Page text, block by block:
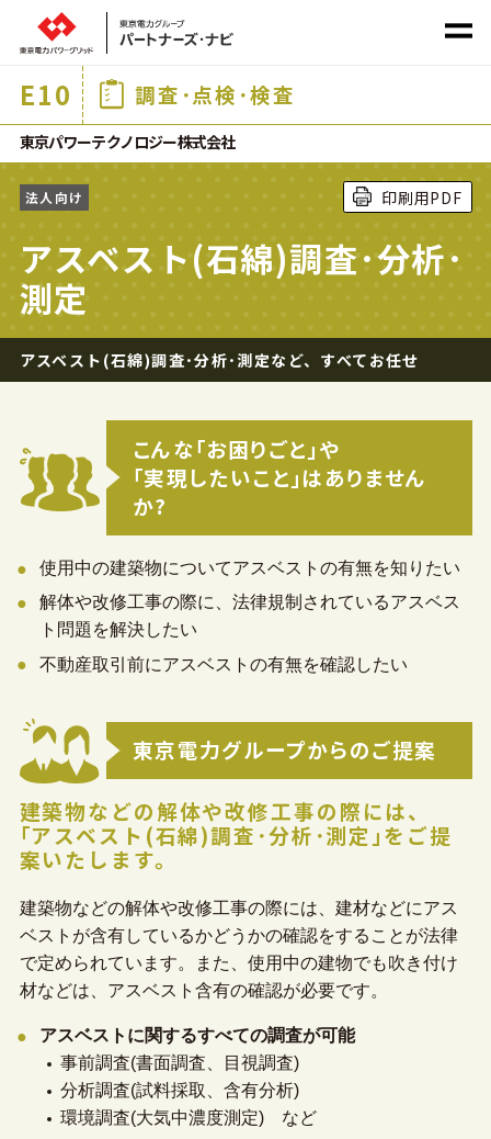
社会課題から探す
から探す
商材一覧
地域のお困りごとを解決します
E10 調査･点検･検査
東京パワーテクノロジー株式会社
法人向け 印刷用PDF
アスベスト(石綿)調査･分析･
測定
アスベスト(石綿)調査･分析･測定など、すべてお任せ
こんな｢お困りごと｣や
｢実現したいこと｣はありません
か?
使用中の建築物についてアスベストの有無を知りたい
解体や改修工事の際に、法律規制されているアスベス
ト問題を解決したい
不動産取引前にアスベストの有無を確認したい
東京電力グループからのご提案
建築物などの解体や改修工事の際には、
｢アスベスト(石綿)調査･分析･測定｣をご提
案いたします。
建築物などの解体や改修工事の際には、建材などにアス
ベストが含有しているかどうかの確認をすることが法律
で定められています。また、使用中の建物でも吹き付け
材などは、アスベスト含有の確認が必要です。
アスベストに関するすべての調査が可能
事前調査(書面調査、目視調査)
分析調査(試料採取、含有分析)
環境調査(大気中濃度測定) など